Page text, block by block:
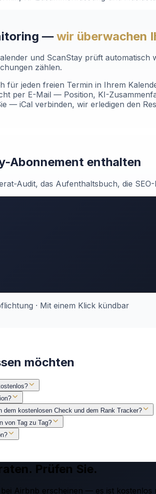
— wir überwachen
und ScanStay prüft
zählen.
für jeden freien Termin in Ihrem
per E-Mail — Position, KI-
— iCal verbinden, wir erledigen den
Abonnement enthalten
Audit, das Aufenthaltsbuch, die
· Mit einem Klick kündbar
möchten
dem kostenlosen Check und dem Rank Tracker?
von Tag zu Tag?
Prüfen Sie.
Airbnb erscheinen — es ist kostenlos